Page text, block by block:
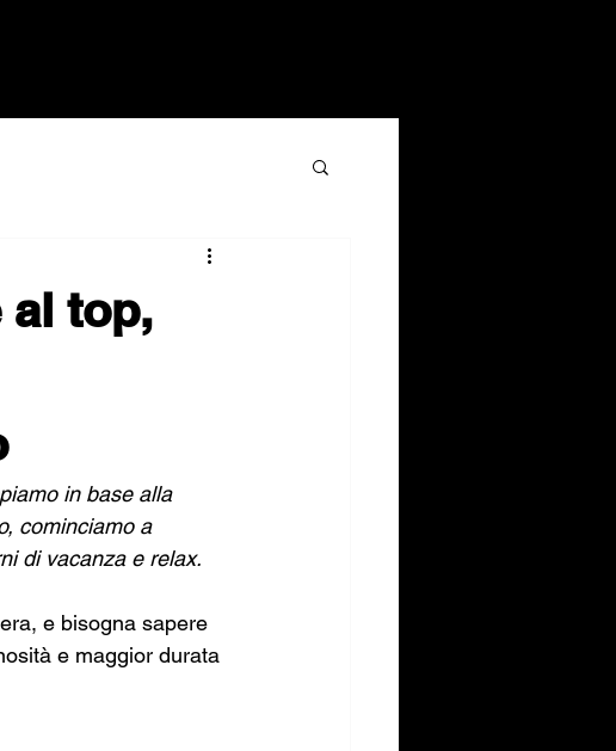
al top,
in base alla
cominciamo a
di vacanza e relax.
e bisogna sapere
e maggior durata